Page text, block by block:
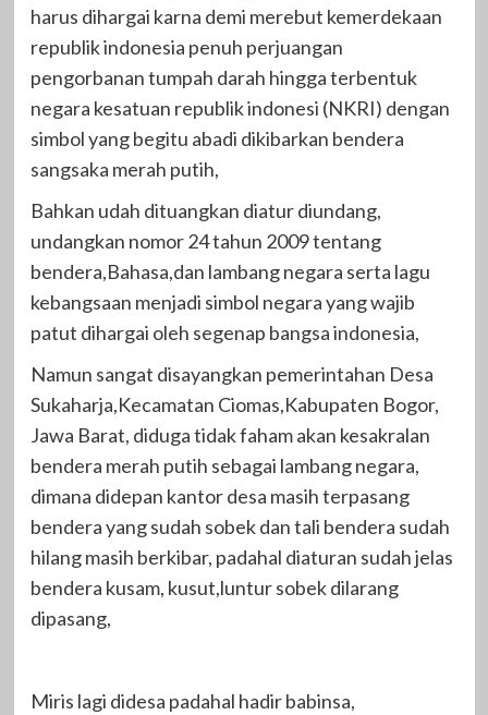
harus dihargai karna demi merebut kemerdekaan
republik indonesia penuh perjuangan
pengorbanan tumpah darah hingga terbentuk
negara kesatuan republik indonesi (NKRI) dengan
simbol yang begitu abadi dikibarkan bendera
sangsaka merah putih,
Bahkan udah dituangkan diatur diundang,
undangkan nomor 24 tahun 2009 tentang
bendera,Bahasa,dan lambang negara serta lagu
kebangsaan menjadi simbol negara yang wajib
patut dihargai oleh segenap bangsa indonesia,
Namun sangat disayangkan pemerintahan Desa
Sukaharja,Kecamatan Ciomas,Kabupaten Bogor,
Jawa Barat, diduga tidak faham akan kesakralan
bendera merah putih sebagai lambang negara,
dimana didepan kantor desa masih terpasang
bendera yang sudah sobek dan tali bendera sudah
hilang masih berkibar, padahal diaturan sudah jelas
bendera kusam, kusut,luntur sobek dilarang
dipasang,
Miris lagi didesa padahal hadir babinsa,